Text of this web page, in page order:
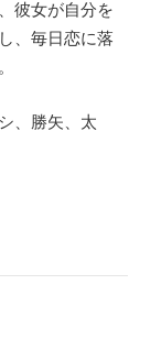
彼女が自分を
、毎日恋に落
、勝矢、太